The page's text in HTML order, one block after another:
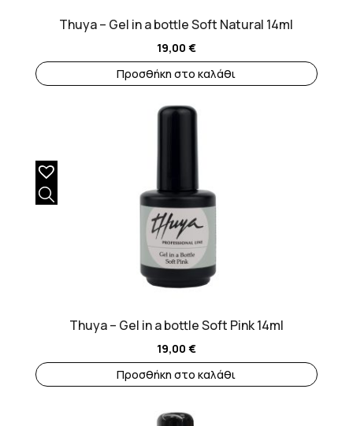
Thuya – Gel in a bottle Soft Natural 14ml
19,00 €
Προσθήκη στο καλάθι
Thuya – Gel in a bottle Soft Pink 14ml
19,00 €
Προσθήκη στο καλάθι